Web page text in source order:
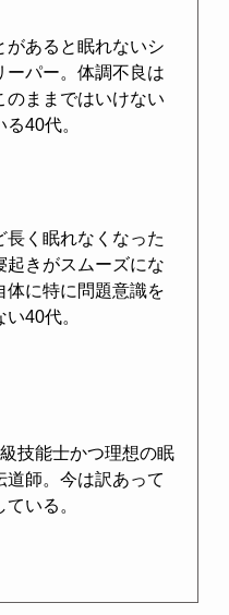
があると眠れないシ
ーパー。体調不良は
のままではいけない
40代。
長く眠れなくなった
起きがスムーズにな
体に特に問題意識を
40代。
技能士かつ理想の眠
道師。今は訳あって
いる。